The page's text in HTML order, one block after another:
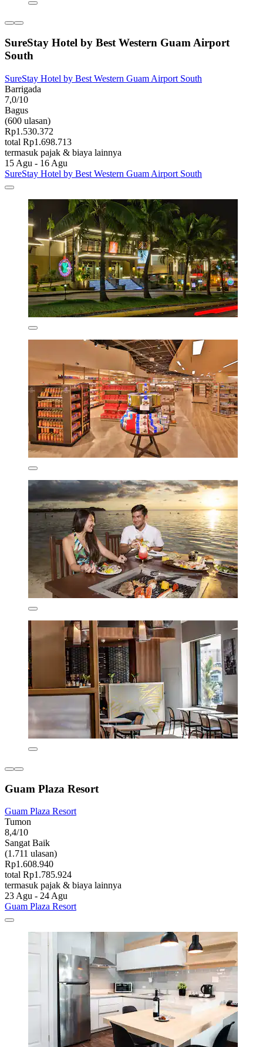
SureStay Hotel by Best Western Guam Airport
South
SureStay Hotel by Best Western Guam Airport South
Barrigada
7,0/10
Bagus
(600 ulasan)
Rp1.530.372
total Rp1.698.713
termasuk pajak & biaya lainnya
15 Agu - 16 Agu
SureStay Hotel by Best Western Guam Airport South
Guam Plaza Resort
Guam Plaza Resort
Tumon
8,4/10
Sangat Baik
(1.711 ulasan)
Rp1.608.940
total Rp1.785.924
termasuk pajak & biaya lainnya
23 Agu - 24 Agu
Guam Plaza Resort